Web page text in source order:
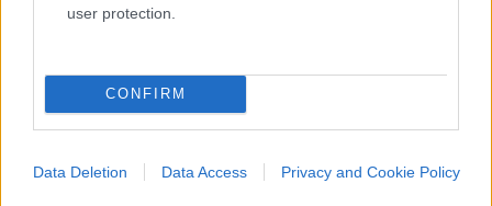
user protection.
CONFIRM
Data Deletion Data Access Privacy and Cookie Policy
evitarci. E no,la colpa non è stata del virus
governi.
Alla prima vera prova, la Costituzione ha fallito nel
suo principale compito:limitare il potere